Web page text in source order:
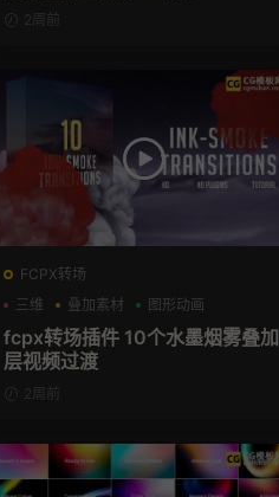
2周前
FCPX转场
三维
叠加素材 图形动画
fcpx转场插件 10个水墨烟雾叠加
层视频过渡
2周前